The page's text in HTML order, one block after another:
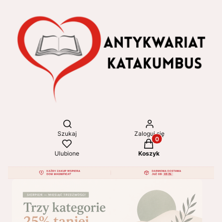
Otwórz wyszukiwarkę
Szukaj Zaloguj się
Ulubione
Produkty w koszyku:
Koszyk